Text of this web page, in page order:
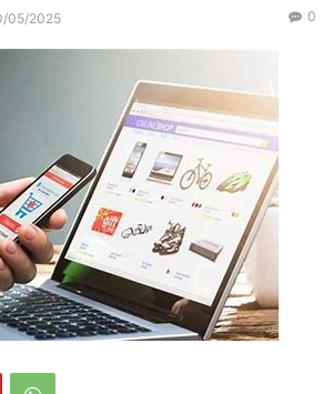
05/2025 0